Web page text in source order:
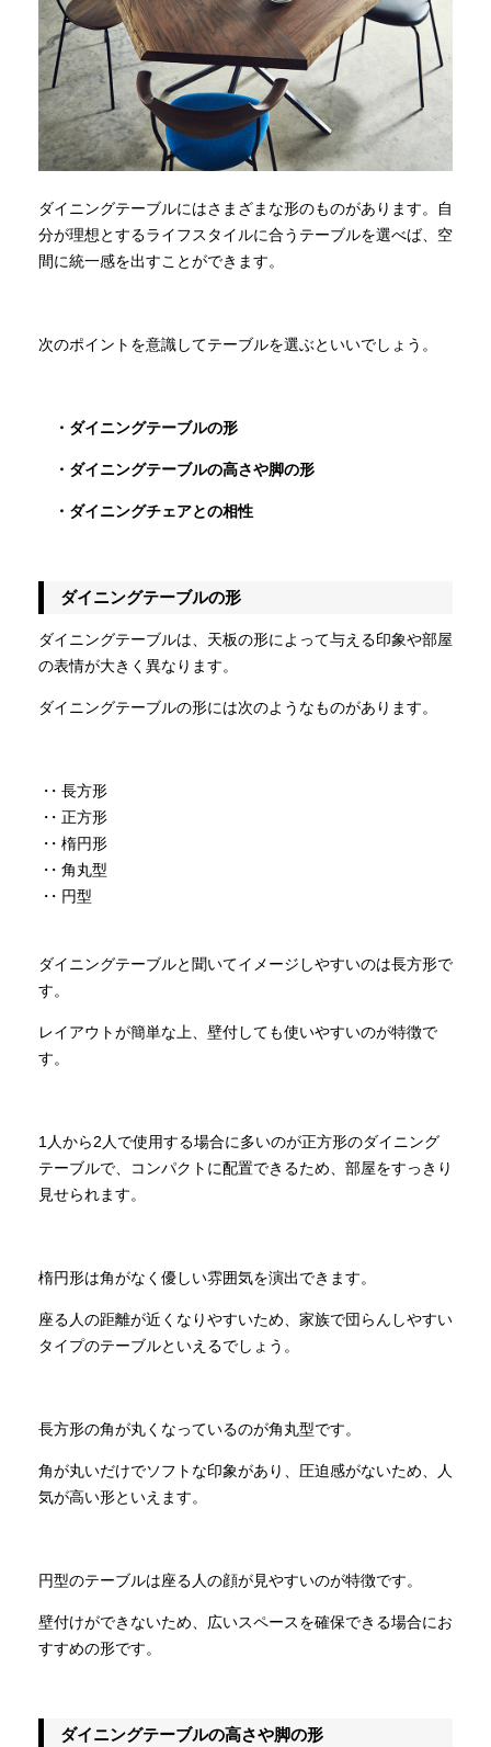
ダイニングテーブルにはさまざまな形のものがあります。自
分が理想とするライフスタイルに合うテーブルを選べば、空
間に統一感を出すことができます。
次のポイントを意識してテーブルを選ぶといいでしょう。
・ダイニングテーブルの形
・ダイニングテーブルの高さや脚の形
・ダイニングチェアとの相性
ダイニングテーブルの形
ダイニングテーブルは、天板の形によって与える印象や部屋
の表情が大きく異なります。
ダイニングテーブルの形には次のようなものがあります。
・長方形
・正方形
・楕円形
・角丸型
・円型
ダイニングテーブルと聞いてイメージしやすいのは長方形で
す。
レイアウトが簡単な上、壁付しても使いやすいのが特徴で
す。
1人から2人で使用する場合に多いのが正方形のダイニング
テーブルで、コンパクトに配置できるため、部屋をすっきり
見せられます。
楕円形は角がなく優しい雰囲気を演出できます。
座る人の距離が近くなりやすいため、家族で団らんしやすい
タイプのテーブルといえるでしょう。
長方形の角が丸くなっているのが角丸型です。
角が丸いだけでソフトな印象があり、圧迫感がないため、人
気が高い形といえます。
円型のテーブルは座る人の顔が見やすいのが特徴です。
壁付けができないため、広いスペースを確保できる場合にお
すすめの形です。
ダイニングテーブルの高さや脚の形